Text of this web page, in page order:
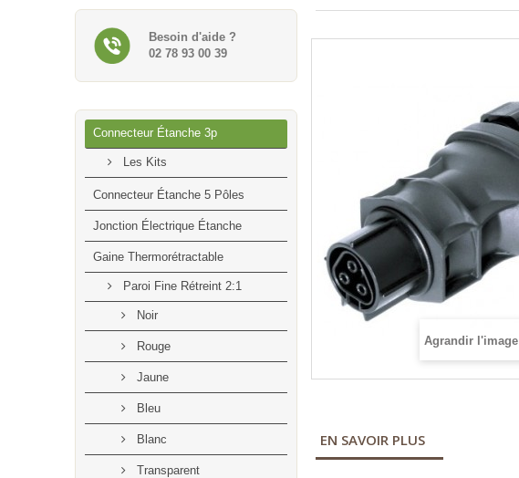
Besoin d'aide ?
02 78 93 00 39
Connecteur Étanche 3p
Les Kits
Connecteur Étanche 5 Pôles
Jonction Électrique Étanche
Gaine Thermorétractable
Paroi Fine Rétreint 2:1
Noir
Rouge
Jaune
Bleu
Blanc
Transparent
Agrandir l'image
EN SAVOIR PLUS